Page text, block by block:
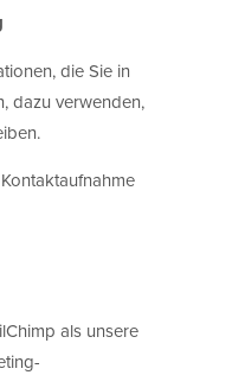
die Sie in
dazu verwenden,
als unsere